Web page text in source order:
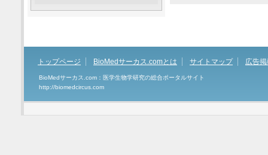
トップページ BioMedサーカス.comとは サイトマップ 広告
BioMedサーカス.com：医学生物学研究の総合ポータルサイト
http://biomedcircus.com